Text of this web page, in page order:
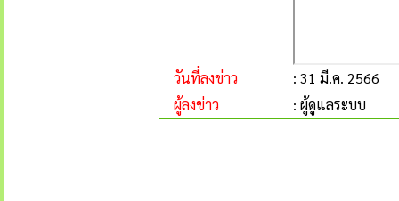
วันที่ลงข่าว
: 31 มี.ค. 2566
ผู้ลงข่าว
: ผู้ดูแลระบบ